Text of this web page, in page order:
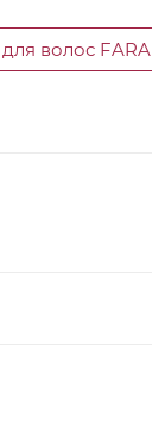
волос FARA